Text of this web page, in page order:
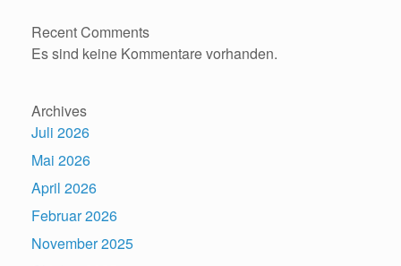
Recent Comments
Es sind keine Kommentare vorhanden.
Archives
Juli 2026
Mai 2026
April 2026
Februar 2026
November 2025